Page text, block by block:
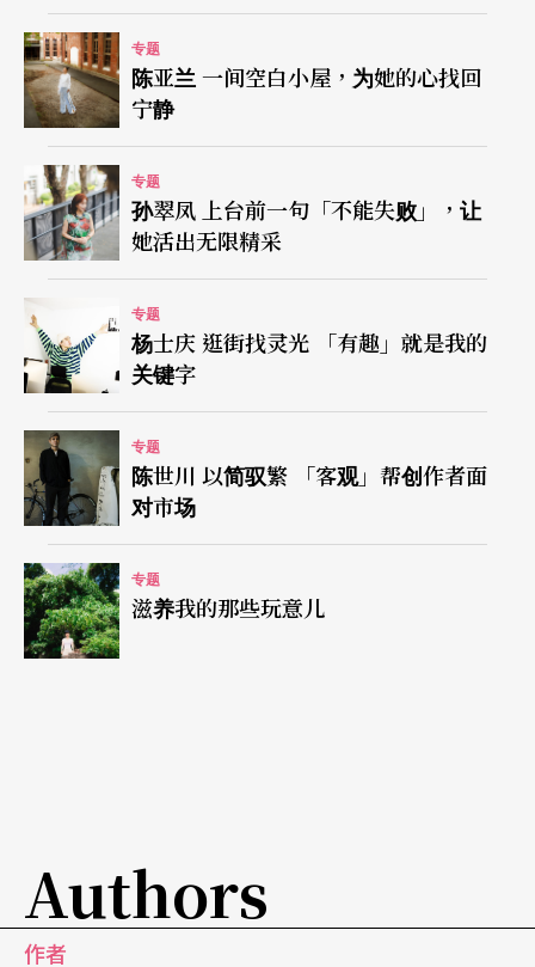
开，剪剪贴贴做出一个电玩〈魔界村〉里的角色。
那是他的第一个纸雕作品，如今仍在工作室阁楼、
他戏称为「心灵避难空间」的角落傲然挺立。
专题
陈亚兰 一间空白小屋，为她的心找回
宁静
专题
孙翠凤 上台前一句「不能失败」，让
她活出无限精采
专题
杨士庆 逛街找灵光 「有趣」就是我的
关键字
专题
陈世川 以简驭繁 「客观」帮创作者面
对市场
专题
滋养我的那些玩意儿
Authors
作者